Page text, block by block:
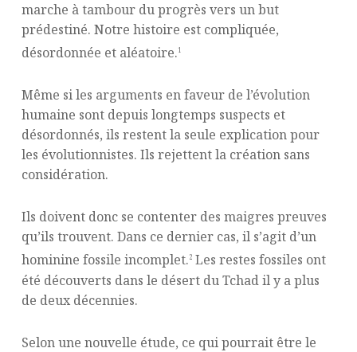
marche à tambour du progrès vers un but
prédestiné. Notre histoire est compliquée,
désordonnée et aléatoire.1
Même si les arguments en faveur de l’évolution
humaine sont depuis longtemps suspects et
désordonnés, ils restent la seule explication pour
les évolutionnistes. Ils rejettent la création sans
considération.
Ils doivent donc se contenter des maigres preuves
qu’ils trouvent. Dans ce dernier cas, il s’agit d’un
hominine fossile incomplet.2Les restes fossiles ont
été découverts dans le désert du Tchad il y a plus
de deux décennies.
Selon une nouvelle étude, ce qui pourrait être le